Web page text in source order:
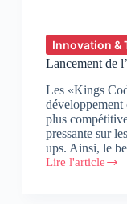
Innovation &
Lancement de
Les «Kings
développement
plus
pressante sur
ups. Ainsi, le
Lire l'article
Lancement